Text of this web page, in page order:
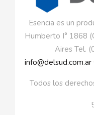
Esencia es un
Humberto I° 1868
Aires Tel.
info@delsud.com.ar
Todos los